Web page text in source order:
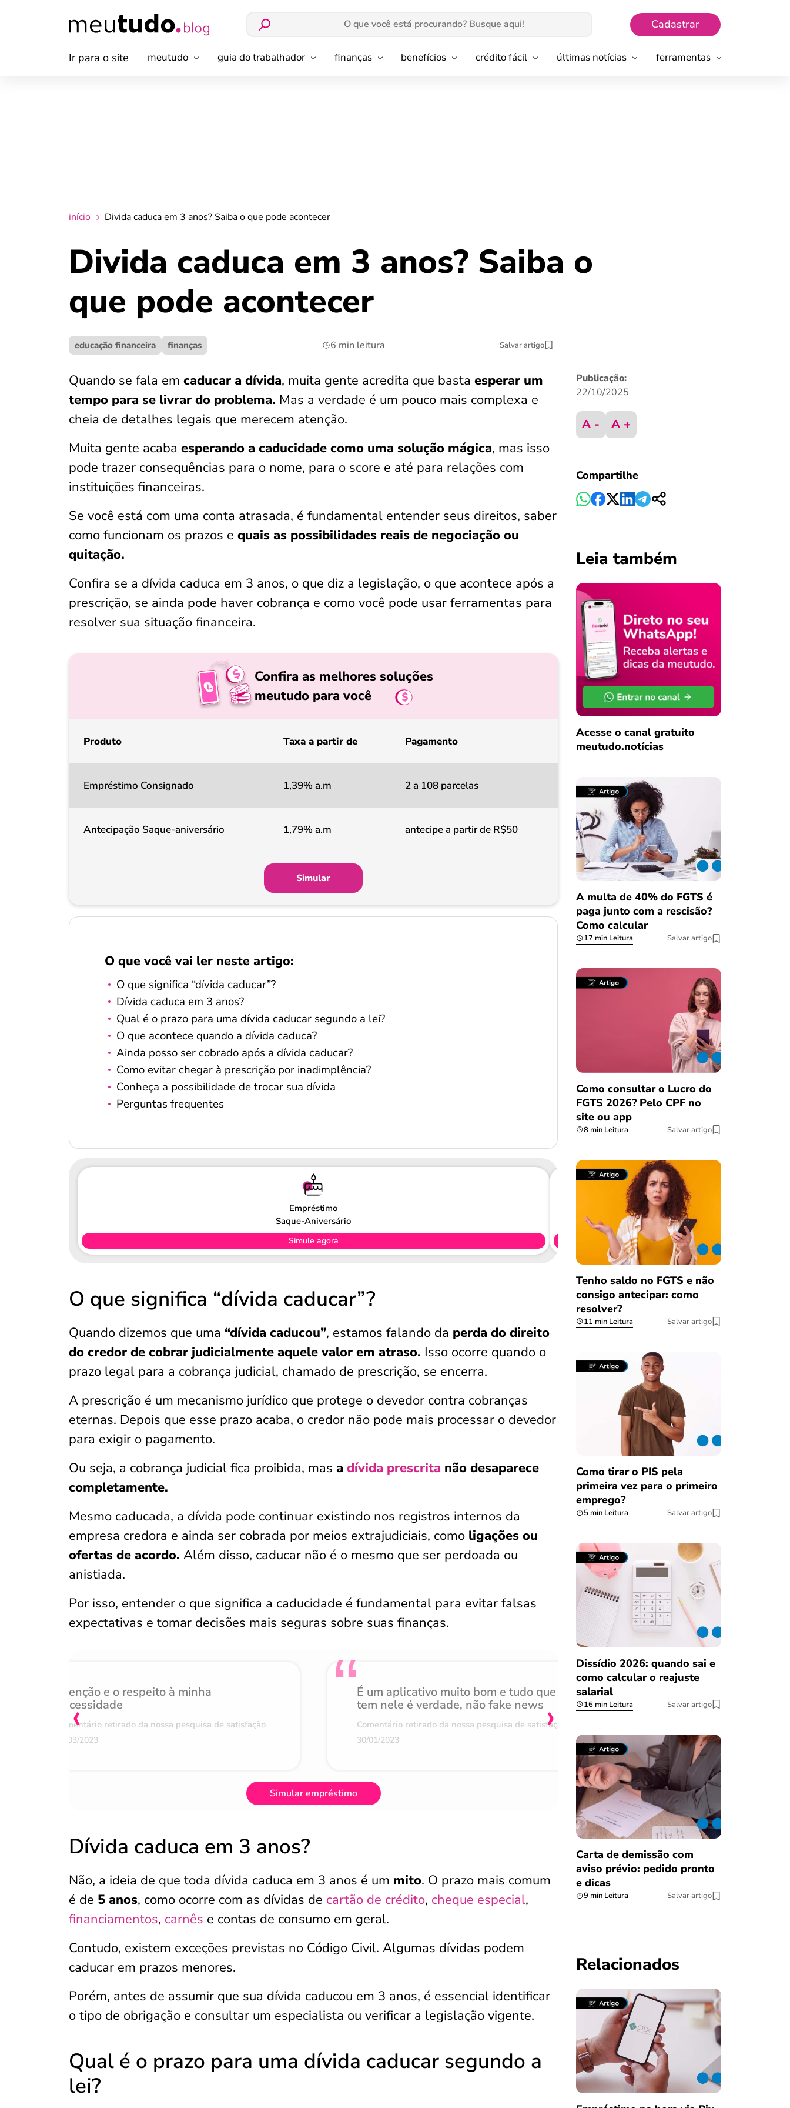
Cadastrar
Ir para o site meutudo guia do trabalhador finanças benefícios crédito fácil últimas notícias ferramentas
início Divida caduca em 3 anos? Saiba o que pode acontecer
Divida caduca em 3 anos? Saiba o
que pode acontecer
educação financeira finanças 6 min leitura Salvar artigo
Quando se fala em caducar a dívida, muita gente acredita que basta esperar um
tempo para se livrar do problema. Mas a verdade é um pouco mais complexa e
cheia de detalhes legais que merecem atenção.
Muita gente acaba esperando a caducidade como uma solução mágica, mas isso
pode trazer consequências para o nome, para o score e até para relações com
instituições financeiras.
Se você está com uma conta atrasada, é fundamental entender seus direitos, saber
como funcionam os prazos e quais as possibilidades reais de negociação ou
quitação.
Confira se a dívida caduca em 3 anos, o que diz a legislação, o que acontece após a
prescrição, se ainda pode haver cobrança e como você pode usar ferramentas para
resolver sua situação financeira.
Confira as melhores soluções
meutudo para você
Produto Taxa a partir de Pagamento
Empréstimo Consignado 1,39% a.m 2 a 108 parcelas
Antecipação Saque-aniversário 1,79% a.m antecipe a partir de R$50
Simular
O que você vai ler neste artigo:
O que significa “dívida caducar”?
Dívida caduca em 3 anos?
Qual é o prazo para uma dívida caducar segundo a lei?
O que acontece quando a dívida caduca?
Ainda posso ser cobrado após a dívida caducar?
Como evitar chegar à prescrição por inadimplência?
Conheça a possibilidade de trocar sua dívida
Perguntas frequentes
Empréstimo
Saque-Aniversário
Simule agora
O que significa “dívida caducar”?
Quando dizemos que uma “dívida caducou”, estamos falando da perda do direito
do credor de cobrar judicialmente aquele valor em atraso. Isso ocorre quando o
prazo legal para a cobrança judicial, chamado de prescrição, se encerra.
A prescrição é um mecanismo jurídico que protege o devedor contra cobranças
eternas. Depois que esse prazo acaba, o credor não pode mais processar o devedor
para exigir o pagamento.
Ou seja, a cobrança judicial fica proibida, mas a dívida prescrita não desaparece
completamente.
Mesmo caducada, a dívida pode continuar existindo nos registros internos da
empresa credora e ainda ser cobrada por meios extrajudiciais, como ligações ou
ofertas de acordo. Além disso, caducar não é o mesmo que ser perdoada ou
anistiada.
Por isso, entender o que significa a caducidade é fundamental para evitar falsas
expectativas e tomar decisões mais seguras sobre suas finanças.
Atenção e o respeito à minha
necessidade
Comentário retirado da nossa pesquisa de satisfação
07/03/2023
É um aplicativo muito bom e tudo que
tem nele é verdade, não fake news
Comentário retirado da nossa pesquisa de satisfação
30/01/2023
burocracia
08/03/2023
‹ ›
Simular empréstimo
Dívida caduca em 3 anos?
Não, a ideia de que toda dívida caduca em 3 anos é um mito. O prazo mais comum
é de 5 anos, como ocorre com as dívidas de cartão de crédito, cheque especial,
financiamentos, carnês e contas de consumo em geral.
Contudo, existem exceções previstas no Código Civil. Algumas dívidas podem
caducar em prazos menores.
Porém, antes de assumir que sua dívida caducou em 3 anos, é essencial identificar
o tipo de obrigação e consultar um especialista ou verificar a legislação vigente.
Qual é o prazo para uma dívida caducar segundo a
lei?
Publicação:
22/10/2025
A - A +
Compartilhe
Leia também
Acesse o canal gratuito
meutudo.notícias
A multa de 40% do FGTS é
paga junto com a rescisão?
Como calcular
17 min Leitura Salvar artigo
Como consultar o Lucro do
FGTS 2026? Pelo CPF no
site ou app
8 min Leitura Salvar artigo
Tenho saldo no FGTS e não
consigo antecipar: como
resolver?
11 min Leitura Salvar artigo
Como tirar o PIS pela
primeira vez para o primeiro
emprego?
5 min Leitura Salvar artigo
Dissídio 2026: quando sai e
como calcular o reajuste
salarial
16 min Leitura Salvar artigo
Carta de demissão com
aviso prévio: pedido pronto
e dicas
9 min Leitura Salvar artigo
Relacionados